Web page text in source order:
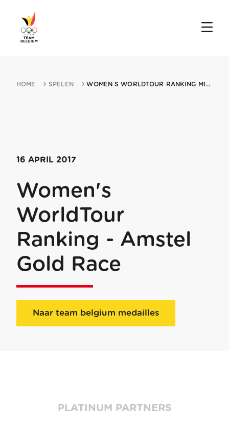
HOME SPELEN WOMEN S WORLDTOUR RANKING MIN AMSTEL GOLD RACE 16042017 MAASTRICHT
16 APRIL 2017
Women's
WorldTour
Ranking - Amstel
Gold Race
Naar team belgium medailles
PLATINUM PARTNERS